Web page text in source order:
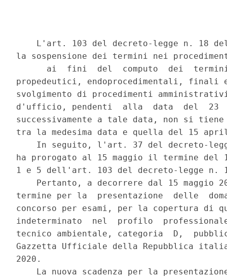
L'art. 103 del decreto-legge n. 18
la sospensione dei termini nei
ai  fini  del  computo  dei
propedeutici, endoprocedimentali,
svolgimento di procedimenti
d'ufficio, pendenti  alla  data  del  23
successivamente a tale data, non si tiene
tra la medesima data e quella del 15
In seguito, l'art. 37 del decreto-
ha prorogato al 15 maggio il termine del
1 e 5 dell'art. 103 del decreto-legge n.
Pertanto, a decorrere dal 15 maggio
termine per la  presentazione  delle
concorso per esami, per la copertura di
indeterminato  nel  profilo
tecnico ambientale, categoria  D,
Gazzetta Ufficiale della Repubblica
2020.
La nuova scadenza per la